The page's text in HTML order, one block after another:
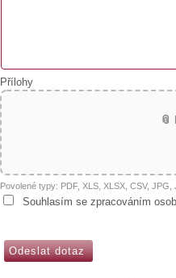
Přílohy
Povolené typy: PDF, XLS, XLSX, CSV,
Souhlasím se zpracováním